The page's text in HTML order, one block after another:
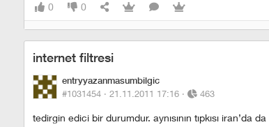
0 0
internet filtresi
entryyazanmasumbilgic
#1031454 · 21.11.2011 17:16 · 463
tedirgin edici bir durumdur. aynısının tıpkısı